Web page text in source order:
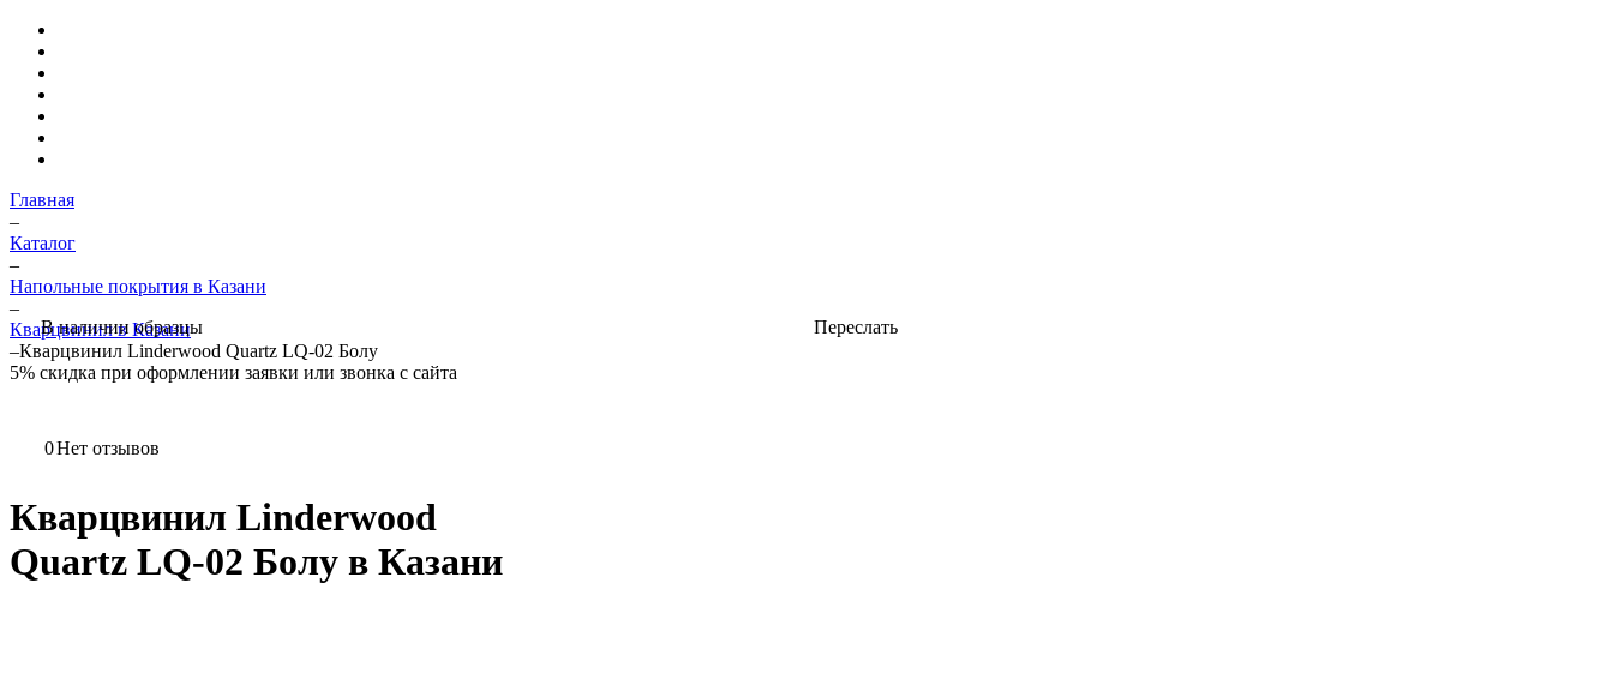
Главная
–
Каталог
–
Напольные покрытия в Казани
–
Кварцвинил в Казани
–Кварцвинил Linderwood Quartz LQ-02 Болу
5% скидка при оформлении заявки или звонка с сайта
0Нет отзывов
Кварцвинил Linderwood
Quartz LQ-02 Болу в Казани
В наличии образцы Переслать